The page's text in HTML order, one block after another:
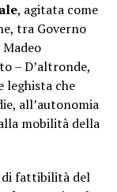
, agitata come
tra Governo
– D’altronde,
leghista che
all’autonomia
mobilità della
fattibilità del